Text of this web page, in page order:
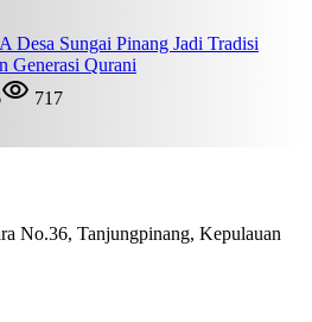
Desa Sungai Pinang Jadi Tradisi
Generasi Qurani
717
No.36, Tanjungpinang, Kepulauan